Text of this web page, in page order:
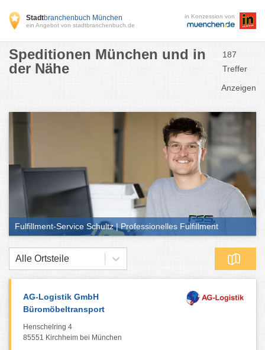
Stadtbranchenbuch München
ein Angebot von stadtbranchenbuch.de
in Konzession von
Speditionen München und in
der Nähe
187
Treffer
Anzeigen
Fulfillment-Service Schultz | Professionelles Fulfillment
Alle Ortsteile
AG-Logistik GmbH
Büromöbeltransport
Henschelring 4
85551 Kirchheim bei München